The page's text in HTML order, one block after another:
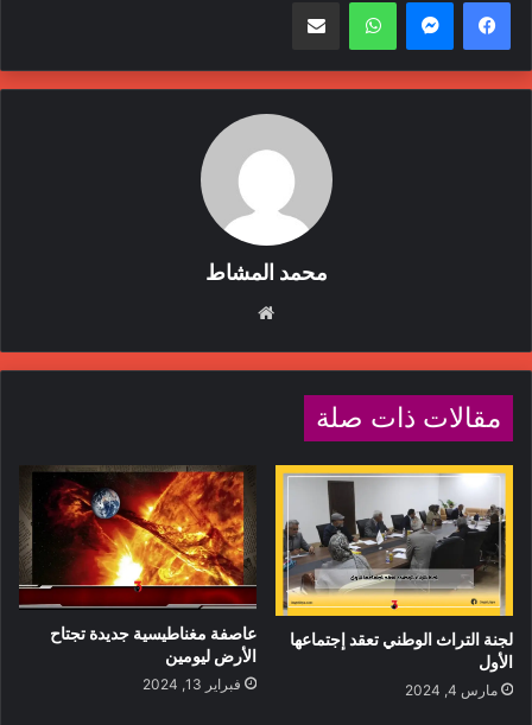
وطننا هو العالم بأسره، وقانوننا هو
الحرية، لا ينقصنا إلّا الثورة في قلوبنا
داريو فو
على الإنسان استشعار المتعة في
السعادة، وذلك يتمّ عن طريق
تسجيل آثار عدم السعادة في ورقة،
وآثار السعادة في أخرى، والمقارنة
محمد المشاط
ق
ب
مقالات ذات صلة
لجنة التراث الوطني تعقد إجتماعها
الأول
مارس 4, 2024
عاصفة مغناطيسية جديدة تجتاح
الأرض ليومين
فبراير 13, 2024